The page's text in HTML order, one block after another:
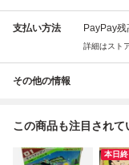
支払い方法 PayPay
詳細はスト
その他の情報
この商品も注目されて
本日終